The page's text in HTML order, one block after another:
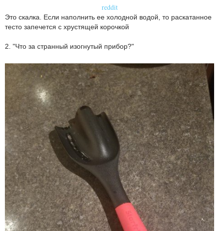
reddit
Это скалка. Если наполнить ее холодной водой, то раскатанное
тесто запечется с хрустящей корочкой
2. "Что за странный изогнутый прибор?"